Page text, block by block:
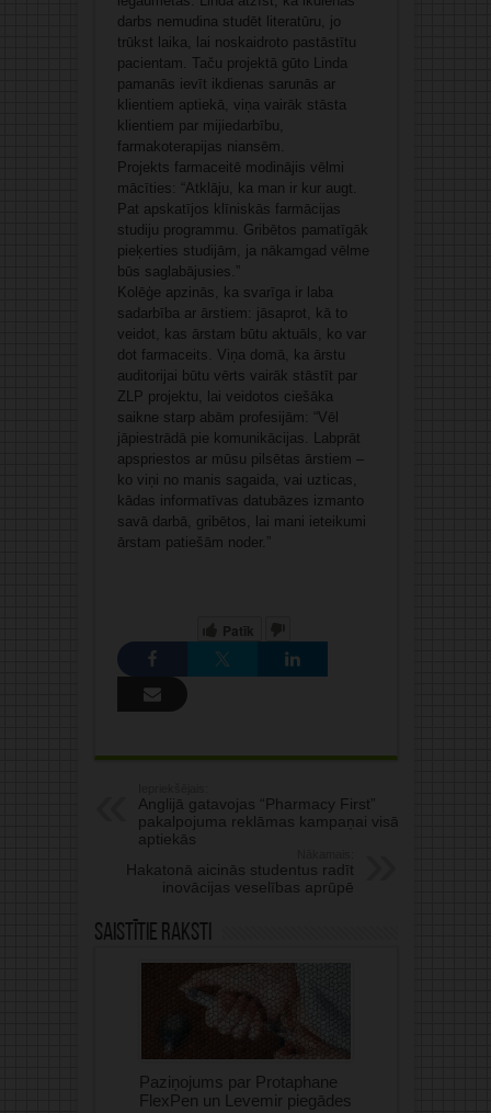
darbs nemudina studēt literatūru, jo
trūkst laika, lai noskaidroto pastāstītu
pacientam. Taču projektā gūto Linda
pamanās ievīt ikdienas sarunās ar
klientiem aptiekā, viņa vairāk stāsta
klientiem par mijiedarbību,
farmakoterapijas niansēm.
Projekts farmaceitē modinājis vēlmi
mācīties: “Atklāju, ka man ir kur augt.
Pat apskatījos klīniskās farmācijas
studiju programmu. Gribētos pamatīgāk
pieķerties studijām, ja nākamgad vēlme
būs saglabājusies.”
Kolēģe apzinās, ka svarīga ir laba
sadarbība ar ārstiem: jāsaprot, kā to
veidot, kas ārstam būtu aktuāls, ko var
dot farmaceits. Viņa domā, ka ārstu
auditorijai būtu vērts vairāk stāstīt par
ZLP projektu, lai veidotos ciešāka
saikne starp abām profesijām: “Vēl
jāpiestrādā pie komunikācijas. Labprāt
apspriestos ar mūsu pilsētas ārstiem –
ko viņi no manis sagaida, vai uzticas,
kādas informatīvas datubāzes izmanto
savā darbā, gribētos, lai mani ieteikumi
ārstam patiešām noder.”
Patīk
Anglijā gatavojas “Pharmacy First”
pakalpojuma reklāmas kampaņai visās
aptiekās
Hakatonā aicinās studentus radīt
inovācijas veselības aprūpē
Saistītie raksti
Paziņojums par Protaphane
FlexPen un Levemir piegādes